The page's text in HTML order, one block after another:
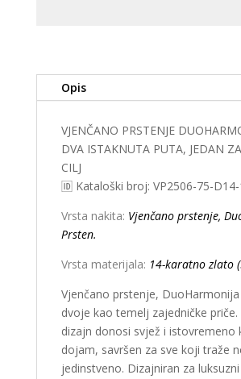
Opis
VJENČANO PRSTENJE
DVA ISTAKNUTA PUTA, JEDAN
CILJ
🆔 Kataloški broj: VP2506-75-D14-
Vrsta nakita: Vjenčano prstenje,
Prsten.
Vrsta materijala: 14-karatno zlato
Vjenčano prstenje,
dvoje kao temelj zajedničke
dizajn donosi svjež i istovremeno
dojam, savršen za sve koji traže
jedinstveno. Dizajniran za